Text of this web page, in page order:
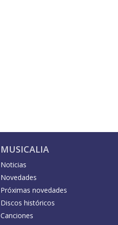
MUSICALIA
Noticias
Novedades
Próximas novedades
Discos históricos
Canciones